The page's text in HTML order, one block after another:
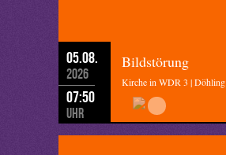
05.08.
2026
07:50
Uhr
Bildstörung
Kirche in WDR 3 | Döhling